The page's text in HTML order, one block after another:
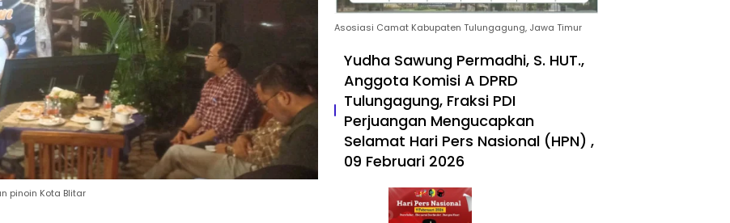
pinoin Kota Blitar
Asosiasi Camat Kabupaten Tulungagung, Jawa Timur
Yudha Sawung Permadhi, S. HUT.,
Anggota Komisi A DPRD
Tulungagung, Fraksi PDI
Perjuangan Mengucapkan
Selamat Hari Pers Nasional (HPN) ,
09 Februari 2026